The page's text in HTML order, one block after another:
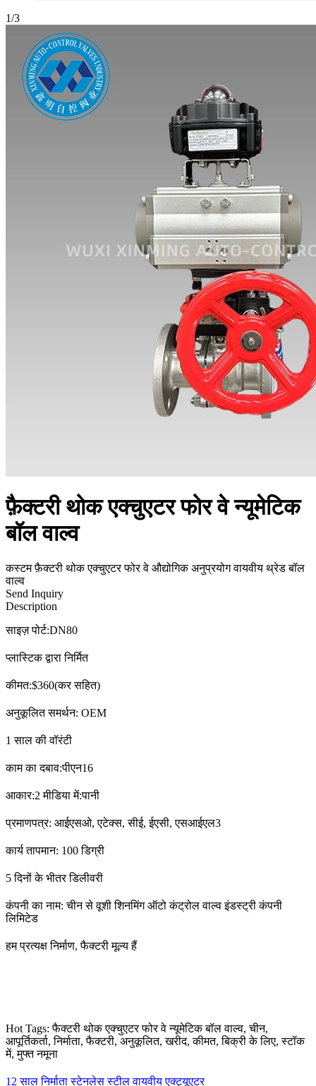
1/3
फ़ैक्टरी थोक एक्चुएटर फोर वे न्यूमेटिक
बॉल वाल्व
कस्टम फ़ैक्टरी थोक एक्चुएटर फोर वे औद्योगिक अनुप्रयोग वायवीय थ्रेड बॉल
वाल्व
Send Inquiry
Description
साइज़ पोर्ट:DN80
प्लास्टिक द्वारा निर्मित
कीमत:$360(कर सहित)
अनुकूलित समर्थन: OEM
1 साल की वॉरंटी
काम का दबाव:पीएन16
आकार:2 मीडिया में:पानी
प्रमाणपत्र: आईएसओ, एटेक्स, सीई, ईएसी, एसआईएल3
कार्य तापमान: 100 डिग्री
5 दिनों के भीतर डिलीवरी
कंपनी का नाम: चीन से वूशी शिनमिंग ऑटो कंट्रोल वाल्व इंडस्ट्री कंपनी
लिमिटेड
हम प्रत्यक्ष निर्माण, फैक्टरी मूल्य हैं
Hot Tags: फैक्टरी थोक एक्चुएटर फोर वे न्यूमेटिक बॉल वाल्व, चीन,
आपूर्तिकर्ता, निर्माता, फैक्टरी, अनुकूलित, खरीद, कीमत, बिक्री के लिए, स्टॉक
में, मुफ्त नमूना
12 साल निर्माता स्टेनलेस स्टील वायवीय एक्ट्यूएटर